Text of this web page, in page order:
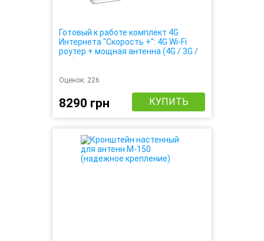
Готовый к работе комплект 4G
Интернета "Скорость +": 4G Wi-Fi
роутер + мощная антенна (4G / 3G /
Оценок: 226
8290 грн КУПИТЬ